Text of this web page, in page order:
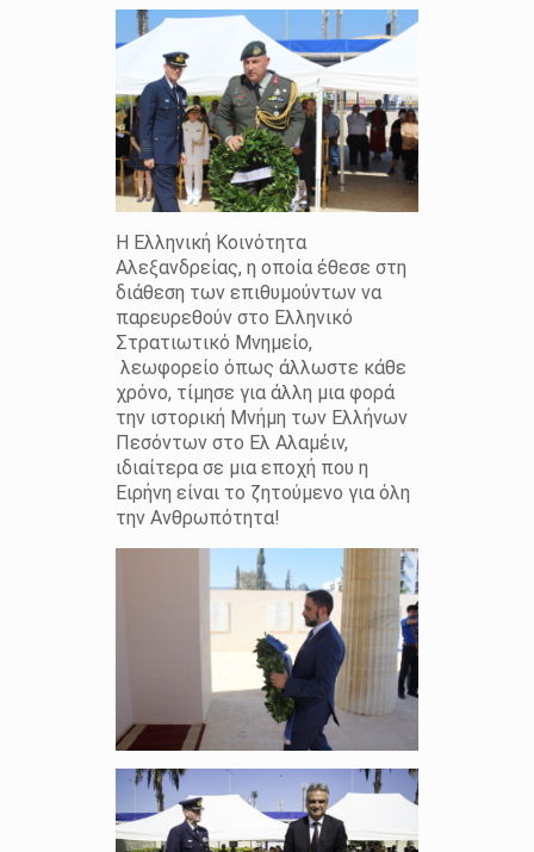
Η Ελληνική Κοινότητα
Αλεξανδρείας, η οποία έθεσε στη
διάθεση των επιθυμούντων να
παρευρεθούν στο Ελληνικό
Στρατιωτικό Μνημείο,
λεωφορείο όπως άλλωστε κάθε
χρόνο, τίμησε για άλλη μια φορά
την ιστορική Μνήμη των Ελλήνων
Πεσόντων στο Ελ Αλαμέιν,
ιδιαίτερα σε μια εποχή που η
Ειρήνη είναι το ζητούμενο για όλη
την Ανθρωπότητα!